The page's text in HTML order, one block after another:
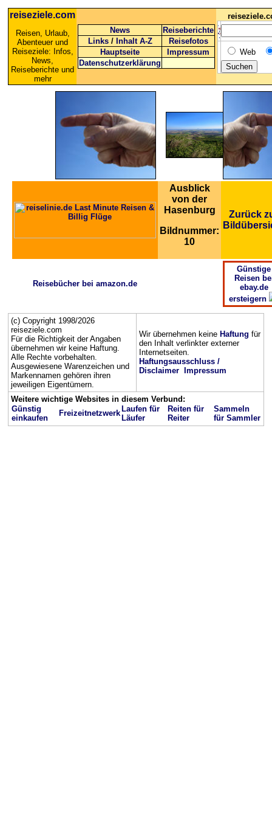
reiseziele.com
Reisen, Urlaub,
Abenteuer und
Reiseziele: Infos,
News,
Reiseberichte und
mehr
News
Reiseberichte
Links / Inhalt A-Z
Reisefotos
Hauptseite
Impressum
Datenschutzerklärung
Web
Ausblick
von der
Hasenburg
Bildnummer:
10
Zurück
Reisebücher bei amazon.de
Günstige
Reisen
ebay.de
ersteigern
(c) Copyright 1998/2026
reiseziele.com
Für die Richtigkeit der Angaben
übernehmen wir keine Haftung.
Alle Rechte vorbehalten.
Ausgewiesene Warenzeichen und
Markennamen gehören ihren
jeweiligen Eigentümern.
Wir übernehmen keine Haftung für
den Inhalt verlinkter externer
Internetseiten.
Haftungsausschluss /
Disclaimer
Impressum
Weitere wichtige Websites in diesem Verbund:
Günstig
einkaufen
Freizeitnetzwerk Laufen für
Läufer
Reiten für
Reiter
Sammeln
für Sammler